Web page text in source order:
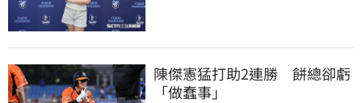
陳傑憲猛打助2連勝　餅總卻虧
「做蠢事」